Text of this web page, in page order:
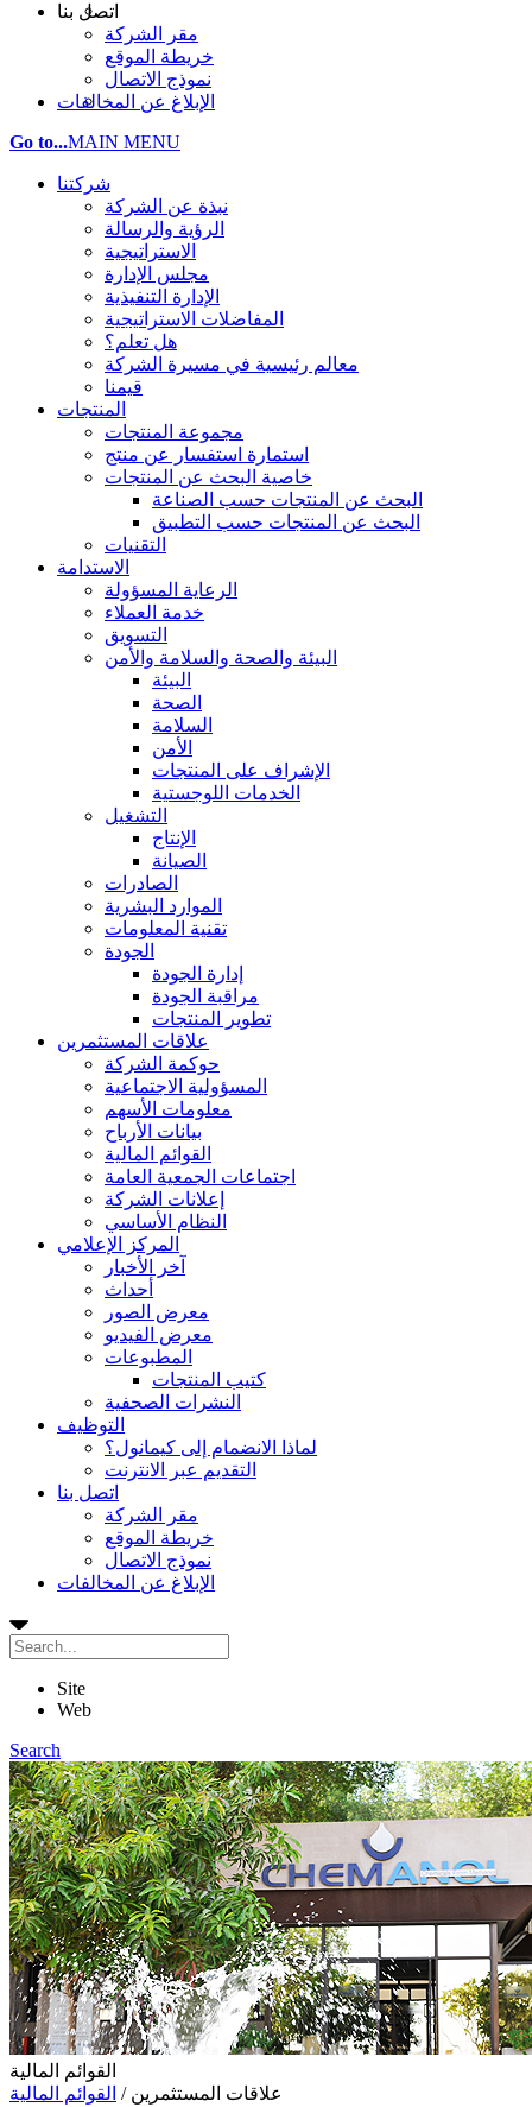
اتصل بنا
مقر الشركة
خريطة الموقع
نموذج الاتصال
الإبلاغ عن المخالفات
Go to...MAIN MENU
شركتنا
نبذة عن الشركة
الرؤية والرسالة
الاستراتيجية
مجلس الإدارة
الإدارة التنفيذية
المفاضلات الاستراتيجية
هل تعلم؟
معالم رئيسية في مسيرة الشركة
قيمنا
المنتجات
مجموعة المنتجات
استمارة استفسار عن منتج
خاصية البحث عن المنتجات
البحث عن المنتجات حسب الصناعة
البحث عن المنتجات حسب التطبيق
التقنيات
الاستدامة
الرعاية المسؤولة
خدمة العملاء
التسويق
البيئة والصحة والسلامة والأمن
البيئة
الصحة
السلامة
الأمن
الإشراف على المنتجات
الخدمات اللوجستية
التشغيل
الإنتاج
الصيانة
الصادرات
الموارد البشرية
تقنية المعلومات
الجودة
إدارة الجودة
مراقبة الجودة
تطوير المنتجات
علاقات المستثمرين
حوكمة الشركة
المسؤولية الاجتماعية
معلومات الأسهم
بيانات الأرباح
القوائم المالية
اجتماعات الجمعية العامة
إعلانات الشركة
النظام الأساسي
المركز الإعلامي
آخر الأخبار
أحداث
معرض الصور
معرض الفيديو
المطبوعات
كتيب المنتجات
النشرات الصحفية
التوظيف
لماذا الانضمام إلى كيمانول؟
التقديم عبر الانترنت
اتصل بنا
مقر الشركة
خريطة الموقع
نموذج الاتصال
الإبلاغ عن المخالفات
Site
Web
Search
القوائم المالية
علاقات المستثمرين / القوائم المالية